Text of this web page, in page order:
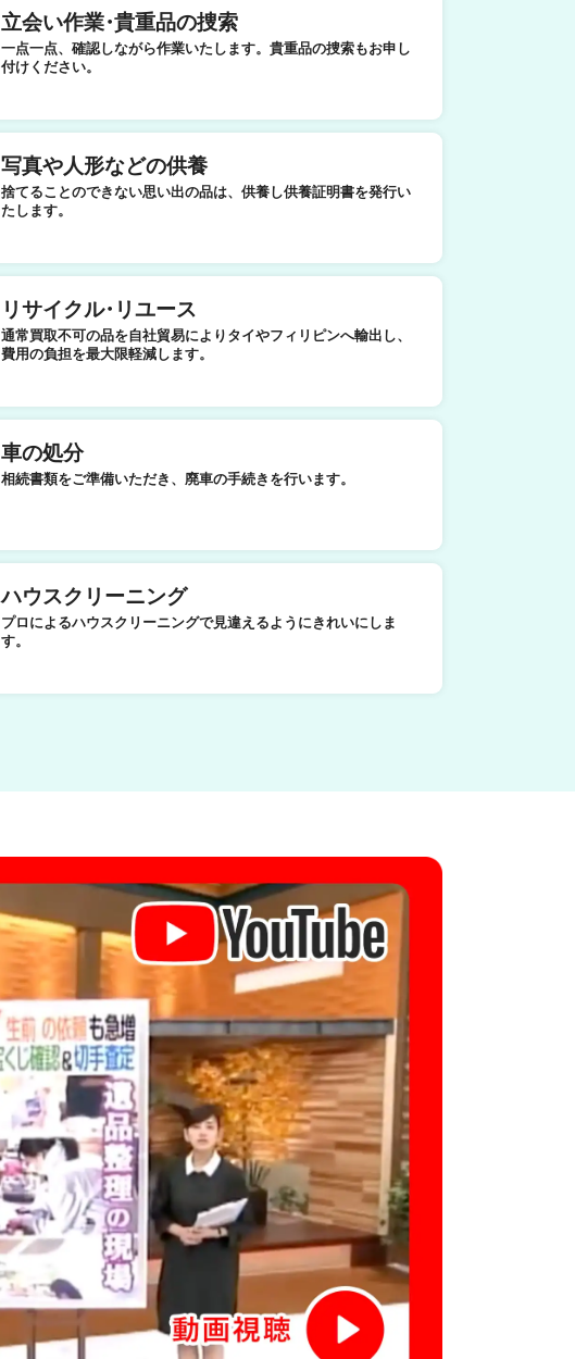
立会い作業・貴重品の捜索
一点一点、確認しながら作業いたします。貴重品の捜索もお申し
付けください。
写真や人形などの供養
捨てることのできない思い出の品は、供養し供養証明書を発行い
たします。
リサイクル・リユース
通常買取不可の品を自社貿易によりタイやフィリピンへ輸出し、
費用の負担を最大限軽減します。
車の処分
相続書類をご準備いただき、廃車の手続きを行います。
ハウスクリーニング
プロによるハウスクリーニングで見違えるようにきれいにしま
す。